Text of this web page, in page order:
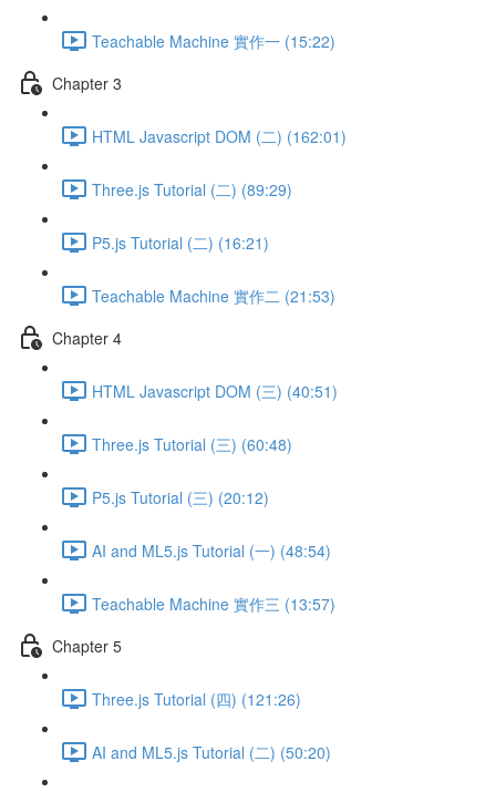
Teachable Machine 實作一 (15:22)
Chapter 3
HTML Javascript DOM (二) (162:01)
Three.js Tutorial (二) (89:29)
P5.js Tutorial (二) (16:21)
Teachable Machine 實作二 (21:53)
Chapter 4
HTML Javascript DOM (三) (40:51)
Three.js Tutorial (三) (60:48)
P5.js Tutorial (三) (20:12)
AI and ML5.js Tutorial (一) (48:54)
Teachable Machine 實作三 (13:57)
Chapter 5
Three.js Tutorial (四) (121:26)
AI and ML5.js Tutorial (二) (50:20)